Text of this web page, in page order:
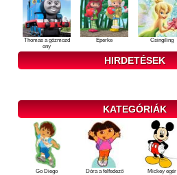
Thomas a gőzmozd
ony
Eperke Csingiling
HIRDETÉSEK
KATEGÓRIÁK
Go Diego Dóra a felfedező Mickey egér